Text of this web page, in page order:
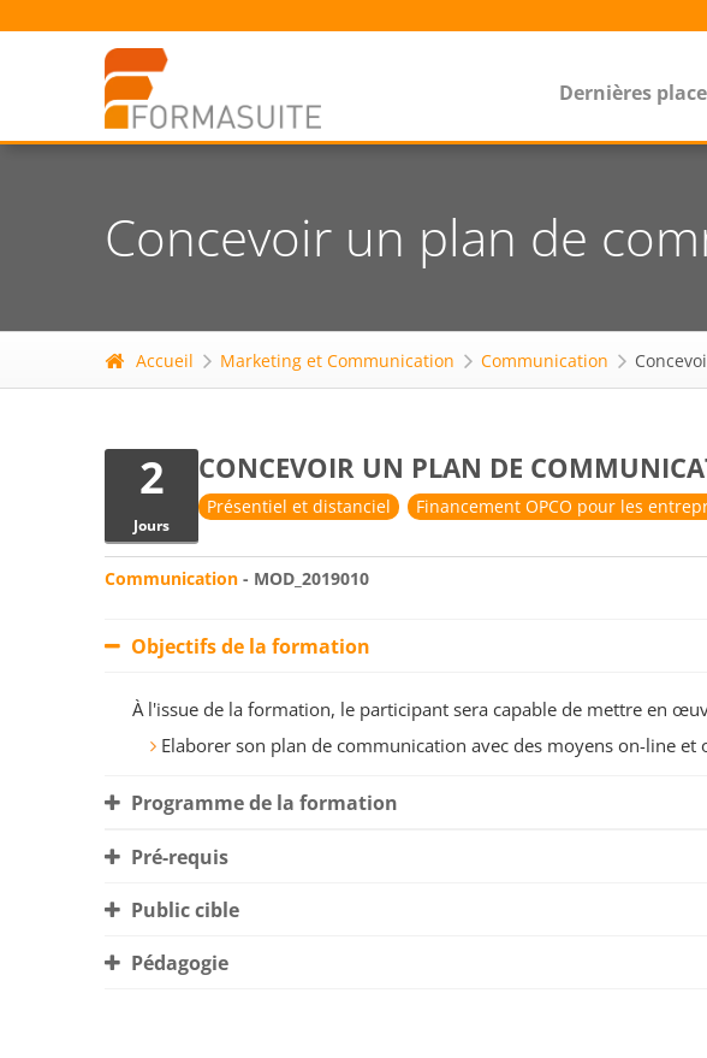
Dernières
Concevoir un plan de
Accueil Marketing et Communication Communication
2
Jours
CONCEVOIR UN PLAN DE
Présentiel et distanciel Financement OPCO pour les
Communication - MOD_2019010
Objectifs de la formation
À l'issue de la formation, le participant sera capable de mettre en
Elaborer son plan de communication avec des moyens on-line et
Programme de la formation
Pré-requis
Public cible
Pédagogie